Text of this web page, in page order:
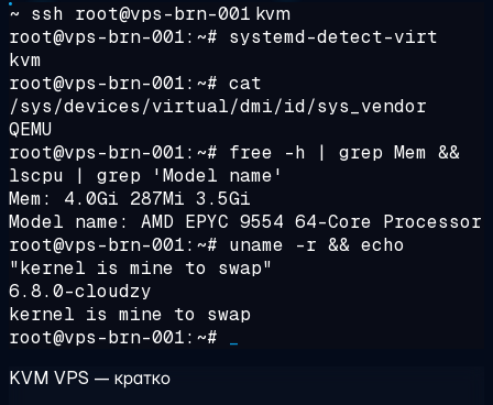
~ ssh root@vps-brn-001 kvm
root@vps-brn-001:~# systemd-detect-virt
kvm
root@vps-brn-001:~# cat
/sys/devices/virtual/dmi/id/sys_vendor
QEMU
root@vps-brn-001:~# free -h | grep Mem &&
lscpu | grep 'Model name'
Mem: 4.0Gi 287Mi 3.5Gi
Model name: AMD EPYC 9554 64-Core Processor
root@vps-brn-001:~# uname -r && echo
"kernel is mine to swap"
6.8.0-cloudzy
kernel is mine to swap
root@vps-brn-001:~#
KVM VPS — кратко